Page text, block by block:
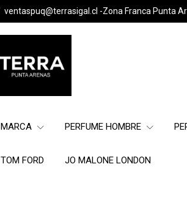
ventaspuq@terrasigal.cl -Zona Franca Punta
MARCA PERFUME HOMBRE
TOM FORD JO MALONE LONDON